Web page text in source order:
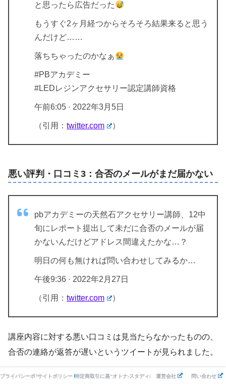
と思ったら広告だった
もうすぐ2ヶ月経つからそろそろ結果来ると思う
んだけど……
落ちちゃったのかなぁ
#PBアカデミー
#LEDレジンアクセサリー認定講師資格
午前6:05 · 2022年3月5日
（引用： twitter.com ）
悪い評判・口コミ3：合否のメールがまだ届かない
pbアカデミーの天然石アクセサリー講師、12中
旬にレポート提出して未だに合否のメールが届
かないんだけどアドレス間違えたかな…？
明日の何も無ければ問い合わせしてみるか…
午後9:36 · 2022年2月27日
（引用： twitter.com ）
講座内容に対する悪い口コミは見当たらなかったものの、
合否の連絡が返答が遅いというツイートが見られました。
もししばらく経っても連絡が来ない場合はこちらから問い
プライバシーポリシーサイトポリシー 特定商取引に基づく表記オトナ-スタディについて
運営会社 問い合わせ